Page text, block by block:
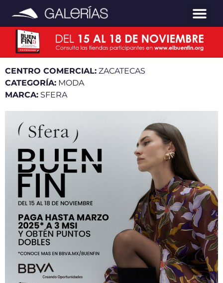
CENTRO COMERCIAL: ZACATECAS
CATEGORÍA: MODA
MARCA: SFERA